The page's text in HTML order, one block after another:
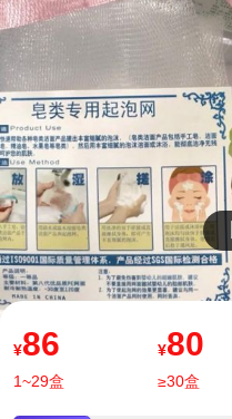
¥86
1~29盒
¥80
≥30盒